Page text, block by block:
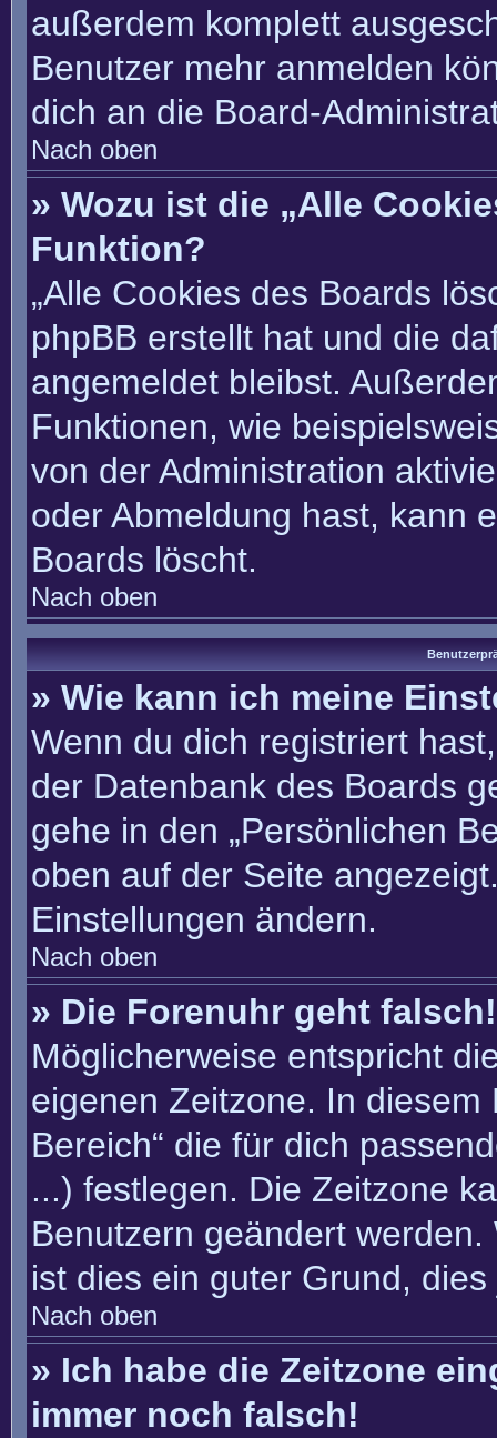
außerdem komplett
Benutzer mehr anmelden
dich an die Board-
Nach oben
» Wozu ist die „Alle
Funktion?
„Alle Cookies des Boards
phpBB erstellt hat und die
angemeldet bleibst.
Funktionen, wie
von der Administration
oder Abmeldung hast, kann
Boards löscht.
Nach oben
» Wie kann ich meine
Wenn du dich registriert
der Datenbank des Boards
gehe in den „Persönlichen
oben auf der Seite
Einstellungen ändern.
Nach oben
» Die Forenuhr geht falsch!
Möglicherweise entspricht
eigenen Zeitzone. In diesem
Bereich“ die für dich
...) festlegen. Die Zeitzone
Benutzern geändert
ist dies ein guter Grund,
Nach oben
» Ich habe die Zeitzone
immer noch falsch!